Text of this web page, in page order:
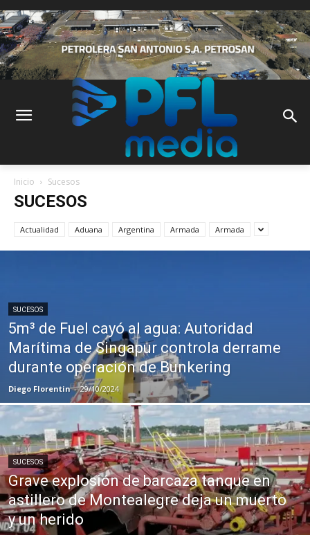
Inicio Sucesos
SUCESOS
Actualidad Aduana Argentina Armada Armada
SUCESOS
5m³ de Fuel cayó al agua: Autoridad
Marítima de Singapur controla derrame
durante operación de Bunkering
Diego Florentin - 29/10/2024
SUCESOS
Grave explosión de barcaza tanque en
astillero de Montealegre deja un muerto
y un herido